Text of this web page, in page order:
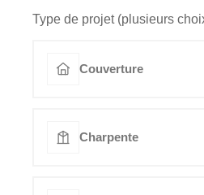
Type de projet (plusieurs
Couverture
Charpente